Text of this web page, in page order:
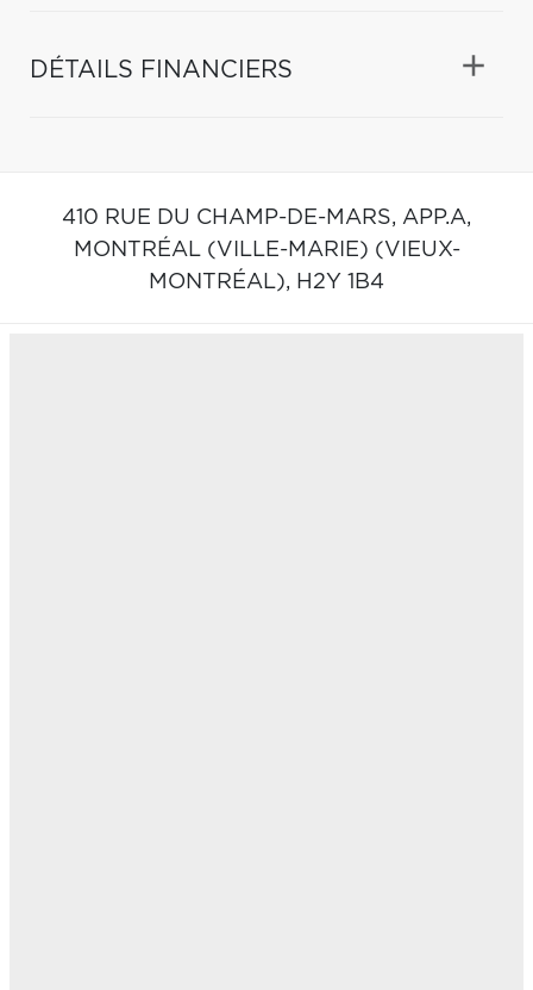
DÉTAILS FINANCIERS
410 RUE DU CHAMP-DE-MARS, APP.A,
MONTRÉAL (VILLE-MARIE) (VIEUX-
MONTRÉAL), H2Y 1B4